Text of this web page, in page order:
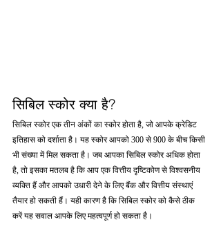
सिबिल स्कोर क्या है?
सिबिल स्कोर एक तीन अंकों का स्कोर होता है, जो आपके क्रेडिट
इतिहास को दर्शाता है। यह स्कोर आपको 300 से 900 के बीच किसी
भी संख्या में मिल सकता है। जब आपका सिबिल स्कोर अधिक होता
है, तो इसका मतलब है कि आप एक वित्तीय दृष्टिकोण से विश्वसनीय
व्यक्ति हैं और आपको उधारी देने के लिए बैंक और वित्तीय संस्थाएं
तैयार हो सकती हैं। यही कारण है कि सिबिल स्कोर को कैसे ठीक
करें यह सवाल आपके लिए महत्वपूर्ण हो सकता है।